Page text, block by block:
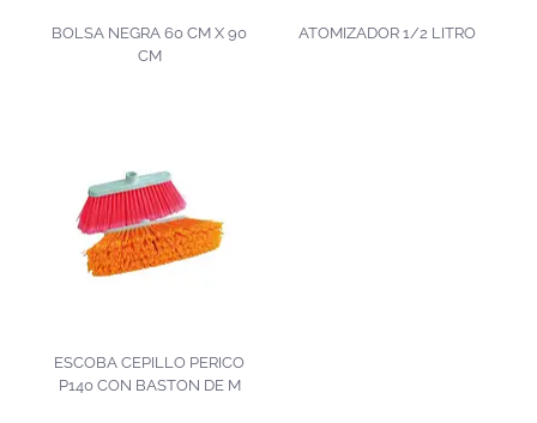
BOLSA NEGRA 60 CM X 90
CM
ATOMIZADOR 1/2 LITRO
ESCOBA CEPILLO PERICO
P140 CON BASTON DE M